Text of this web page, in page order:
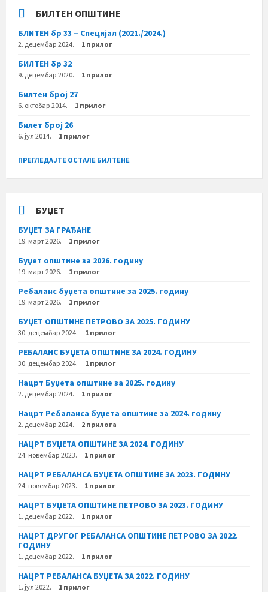
БИЛТЕН ОПШТИНЕ
БЛИТЕН бр 33 – Специјал (2021./2024.)
2. децембар 2024. 1 прилог
БИЛТЕН бр 32
9. децембар 2020. 1 прилог
Билтен број 27
6. октобар 2014. 1 прилог
Билет број 26
6. јул 2014. 1 прилог
ПРЕГЛЕДАЈТЕ ОСТАЛЕ БИЛТЕНЕ
БУЏЕТ
БУЏЕТ ЗА ГРАЂАНЕ
19. март 2026. 1 прилог
Буџет општине за 2026. годину
19. март 2026. 1 прилог
Ребаланс буџета општине за 2025. годину
19. март 2026. 1 прилог
БУЏЕТ ОПШТИНЕ ПЕТРОВО ЗА 2025. ГОДИНУ
30. децембар 2024. 1 прилог
РЕБАЛАНС БУЏЕТА ОПШТИНЕ ЗА 2024. ГОДИНУ
30. децембар 2024. 1 прилог
Нацрт Буџета општине за 2025. годину
2. децембар 2024. 1 прилог
Нацрт Ребаланса буџета општине за 2024. годину
2. децембар 2024. 2 прилога
НАЦРТ БУЏЕТА ОПШТИНЕ ЗА 2024. ГОДИНУ
24. новембар 2023. 1 прилог
НАЦРТ РЕБАЛАНСА БУЏЕТА ОПШТИНЕ ЗА 2023. ГОДИНУ
24. новембар 2023. 1 прилог
НАЦРТ БУЏЕТА ОПШТИНЕ ПЕТРОВО ЗА 2023. ГОДИНУ
1. децембар 2022. 1 прилог
НАЦРТ ДРУГОГ РЕБАЛАНСА ОПШТИНЕ ПЕТРОВО ЗА 2022.
ГОДИНУ
1. децембар 2022. 1 прилог
НАЦРТ РЕБАЛАНСА БУЏЕТА ЗА 2022. ГОДИНУ
1. јул 2022. 1 прилог